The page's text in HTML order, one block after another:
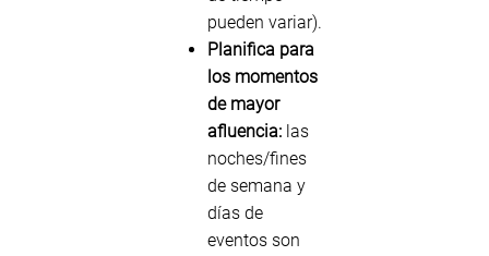
pueden variar).
Planifica para
los momentos
de mayor
afluencia: las
noches/fines
de semana y
días de
eventos son